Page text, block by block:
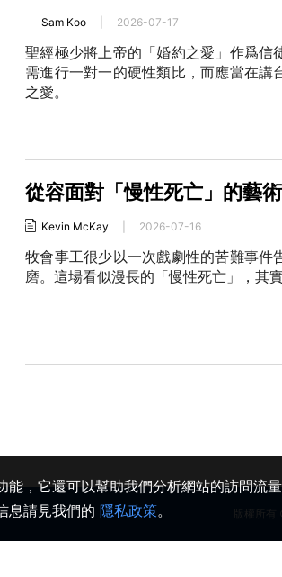
Sam Koo 2026-07-17
聖經極少將上帝的「婚約之愛」作爲
需進行一對一的硬性類比，而應當在
之愛。
從容面對「慢性死亡」的藝
Kevin McKay 2026-07-16
牧會事工很少以一次戲劇性的苦難事件
磨。這場看似漫長的「慢性死亡」，其
版權所
，它還可以幫助我們分析網站的訪問流
息請見我們的 隱私政策。